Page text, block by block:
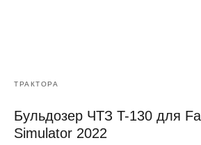
ТРАКТОРА
Бульдозер ЧТЗ T-130 для
Simulator 2022